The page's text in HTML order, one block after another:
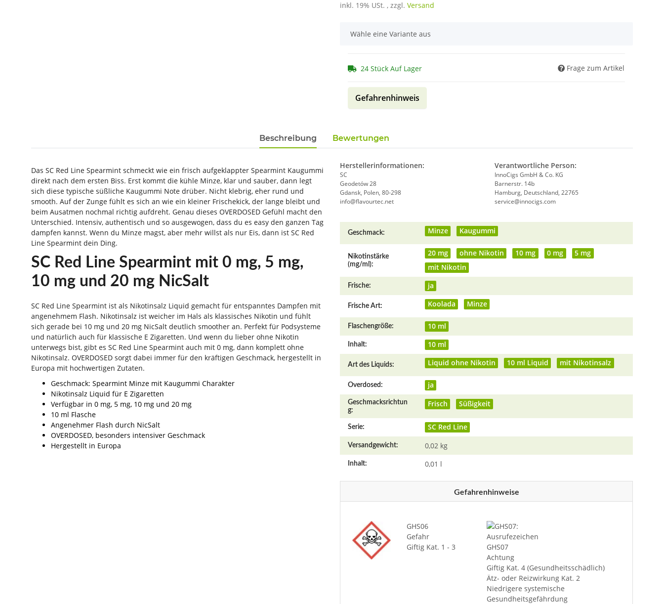
inkl. 19% USt. , zzgl. Versand
x
Wähle eine Variante aus
24 Stück Auf Lager Frage zum Artikel
Gefahrenhinweis
Beschreibung Bewertungen
Das SC Red Line Spearmint schmeckt wie ein frisch aufgeklappter Spearmint Kaugummi
direkt nach dem ersten Biss. Erst kommt die kühle Minze, klar und sauber, dann legt
sich diese typische süßliche Kaugummi Note drüber. Nicht klebrig, eher rund und
smooth. Auf der Zunge fühlt es sich an wie ein kleiner Frischekick, der lange bleibt und
beim Ausatmen nochmal richtig aufdreht. Genau dieses OVERDOSED Gefühl macht den
Unterschied. Intensiv, authentisch und so ausgewogen, dass du es easy den ganzen Tag
dampfen kannst. Wenn du Minze magst, aber mehr willst als nur Eis, dann ist SC Red
Line Spearmint dein Ding.
SC Red Line Spearmint mit 0 mg, 5 mg,
10 mg und 20 mg NicSalt
SC Red Line Spearmint ist als Nikotinsalz Liquid gemacht für entspanntes Dampfen mit
angenehmem Flash. Nikotinsalz ist weicher im Hals als klassisches Nikotin und fühlt
sich gerade bei 10 mg und 20 mg NicSalt deutlich smoother an. Perfekt für Podsysteme
und natürlich auch für klassische E Zigaretten. Und wenn du lieber ohne Nikotin
unterwegs bist, gibt es SC Red Line Spearmint auch mit 0 mg, dann komplett ohne
Nikotinsalz. OVERDOSED sorgt dabei immer für den kräftigen Geschmack, hergestellt in
Europa mit hochwertigen Zutaten.
Geschmack: Spearmint Minze mit Kaugummi Charakter
Nikotinsalz Liquid für E Zigaretten
Verfügbar in 0 mg, 5 mg, 10 mg und 20 mg
10 ml Flasche
Angenehmer Flash durch NicSalt
OVERDOSED, besonders intensiver Geschmack
Hergestellt in Europa
Herstellerinformationen:
SC
Geodetów 28
Gdansk, Polen, 80-298
info@flavourtec.net
Verantwortliche Person:
InnoCigs GmbH & Co. KG
Barnerstr. 14b
Hamburg, Deutschland, 22765
service@innocigs.com
Produkteigenschaft
Wert
Geschmack: Minze Kaugummi
Nikotinstärke
(mg/ml):
20 mg ohne Nikotin 10 mg 0 mg
5 mg
mit Nikotin
Frische: ja
Frische Art: Koolada Minze
Flaschengröße: 10 ml
Inhalt: 10 ml
Art des Liquids: Liquid ohne Nikotin 10 ml Liquid mit Nikotinsalz
Overdosed: ja
Geschmacksrichtun
g:
Frisch Süßigkeit
Serie: SC Red Line
Versandgewicht: 0,02 kg
Inhalt: 0,01 l
Gefahrenhinweise
GHS06
Gefahr
Giftig Kat. 1 - 3
GHS07
Achtung
Giftig Kat. 4 (Gesundheitsschädlich)
Ätz- oder Reizwirkung Kat. 2
Niedrigere systemische
Gesundheitsgefährdung